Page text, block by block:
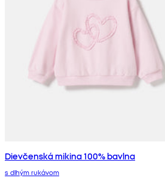
Dievčenská mikina 100% bavlna
s dlhým rukávom